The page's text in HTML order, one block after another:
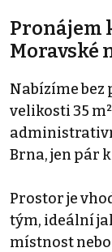
Pronájem
Moravské
Nabízíme
velikosti 35
Brna, jen pár
Prostor je
tým, ideální
místnost